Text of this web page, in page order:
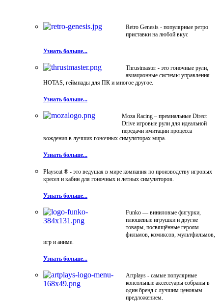
Retro Genesis - популярные ретро
приставки на любой вкус
Узнать больше...
Thrustmaster - это гоночные рули,
авиационные системы управления
HOTAS, геймпады для ПК и многое другое.
Узнать больше...
Moza Racing – премиальные Direct
Drive игровые рули для идеальной
передачи имитации процесса
вождения в лучших гоночных симуляторах мира.
Узнать больше...
Playseat ® - это ведущая в мире компания по производству игровых
кресел и кабин для гоночных и летных симуляторов.
Узнать больше...
Funko — виниловые фигурки,
плюшевые игрушки и другие
товары, посвящённые героям
фильмов, комиксов, мультфильмов,
игр и аниме.
Узнать больше...
Artplays - самые популярные
консольные аксессуары собраны в
один бренд с лучшим ценовым
предложением.